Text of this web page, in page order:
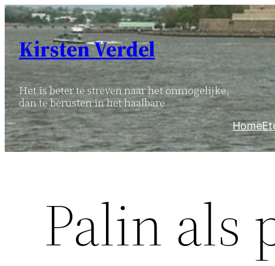
Ga
naar
inhoud
Kirsten Verdel
Het is beter te streven naar het onmogelijke,
dan te berusten in het haalbare
Home
Palin als